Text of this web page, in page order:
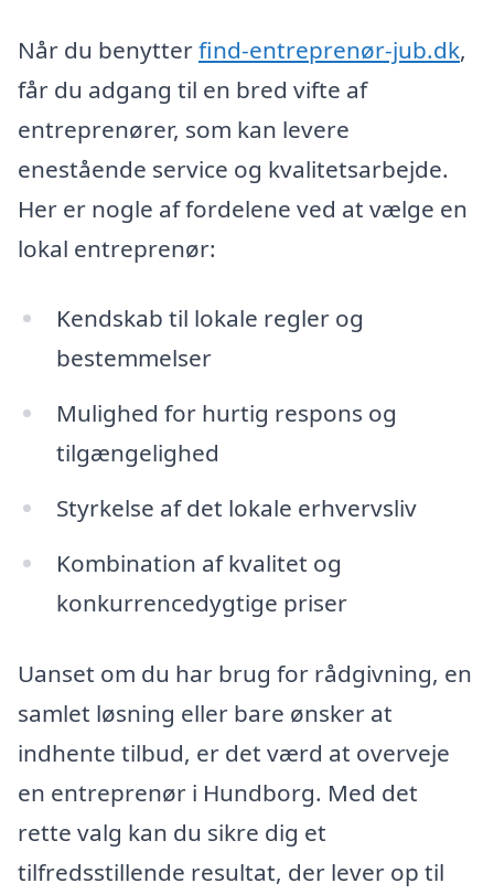
Når du benytterfind-entreprenør-jub.dk,
får du adgang til en bred vifte af
entreprenører, som kan levere
enestående service og kvalitetsarbejde.
Her er nogle af fordelene ved at vælge en
lokal entreprenør:
Kendskab til lokale regler og
bestemmelser
Mulighed for hurtig respons og
tilgængelighed
Styrkelse af det lokale erhvervsliv
Kombination af kvalitet og
konkurrencedygtige priser
Uanset om du har brug for rådgivning, en
samlet løsning eller bare ønsker at
indhente tilbud, er det værd at overveje
en entreprenør i Hundborg. Med det
rette valg kan du sikre dig et
tilfredsstillende resultat, der lever op til